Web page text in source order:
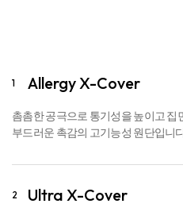
1 Allergy X-Cover
촘촘한 공극으로 통기성을 높이고
부드러운 촉감의 고기능성 원단입니
2 Ultra X-Cover